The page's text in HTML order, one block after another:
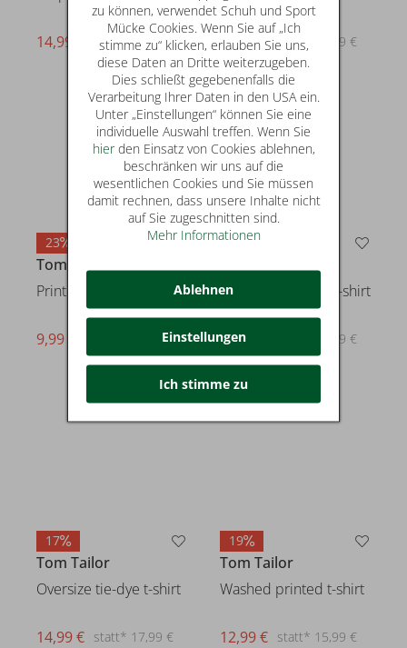
statt* 17,99 €
14,99 € statt* 22,99 €
17,99 €
23
Tom Tailor
Printed t-shirt
statt* 12,99 €
9,99 €
17
Acid wash badge t-shirt
statt* 17,99 €
14,99 €
17
Tom Tailor
Oversize tie-dye t-shirt
statt* 17,99 €
14,99 €
19
Tom Tailor
Washed printed t-shirt
statt* 15,99 €
12,99 €
zu können, verwendet Schuh und Sport
Mücke Cookies. Wenn Sie auf „Ich
stimme zu“ klicken, erlauben Sie uns,
diese Daten an Dritte weiterzugeben.
Dies schließt gegebenenfalls die
Verarbeitung Ihrer Daten in den USA ein.
Unter „Einstellungen“ können Sie eine
individuelle Auswahl treffen. Wenn Sie
hierden Einsatz von Cookies ablehnen,
beschränken wir uns auf die
wesentlichen Cookies und Sie müssen
damit rechnen, dass unsere Inhalte nicht
auf Sie zugeschnitten sind.
Mehr Informationen
Ablehnen
Einstellungen
Ich stimme zu